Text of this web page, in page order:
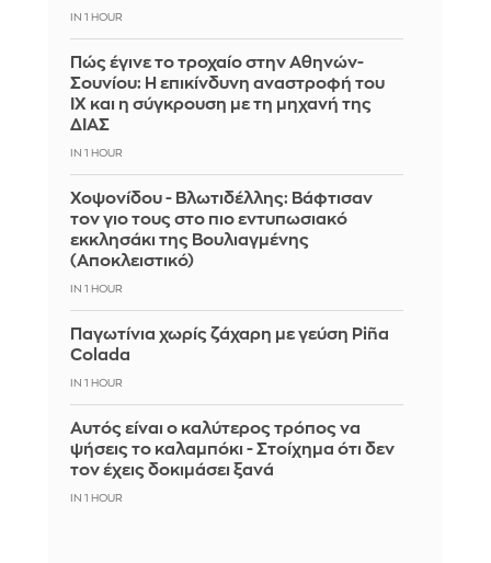
IN 1 HOUR
Πώς έγινε το τροχαίο στην Αθηνών-
Σουνίου: Η επικίνδυνη αναστροφή του
ΙΧ και η σύγκρουση με τη μηχανή της
ΔΙΑΣ
IN 1 HOUR
Χοψονίδου - Βλωτιδέλλης: Βάφτισαν
τον γιο τους στο πιο εντυπωσιακό
εκκλησάκι της Βουλιαγμένης
(Αποκλειστικό)
IN 1 HOUR
Παγωτίνια χωρίς ζάχαρη με γεύση Piña
Colada
IN 1 HOUR
Αυτός είναι ο καλύτερος τρόπος να
ψήσεις το καλαμπόκι - Στοίχημα ότι δεν
τον έχεις δοκιμάσει ξανά
IN 1 HOUR